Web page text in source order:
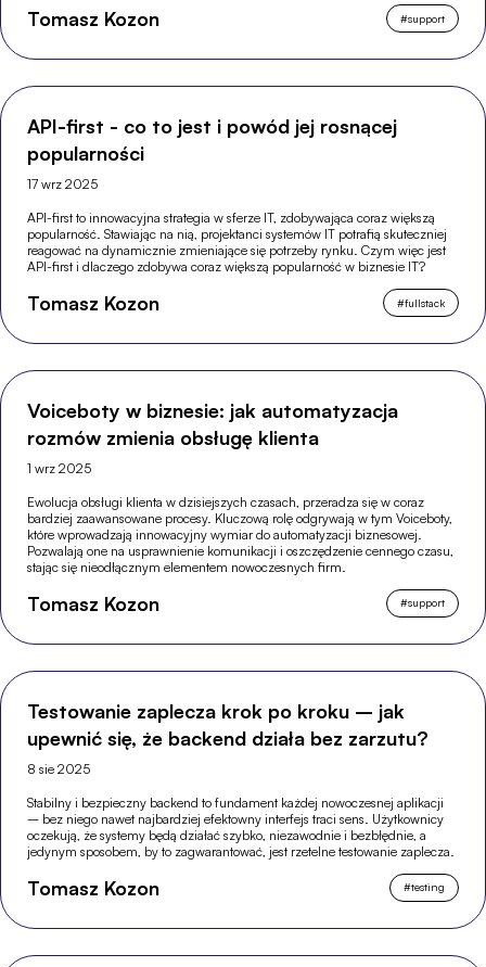
Tomasz Kozon #support
API-first - co to jest i powód jej rosnącej
popularności
17 wrz 2025
API-first to innowacyjna strategia w sferze IT, zdobywająca coraz większą
popularność. Stawiając na nią, projektanci systemów IT potrafią skuteczniej
reagować na dynamicznie zmieniające się potrzeby rynku. Czym więc jest
API-first i dlaczego zdobywa coraz większą popularność w biznesie IT?
Tomasz Kozon #fullstack
Voiceboty w biznesie: jak automatyzacja
rozmów zmienia obsługę klienta
1 wrz 2025
Ewolucja obsługi klienta w dzisiejszych czasach, przeradza się w coraz
bardziej zaawansowane procesy. Kluczową rolę odgrywają w tym Voiceboty,
które wprowadzają innowacyjny wymiar do automatyzacji biznesowej.
Pozwalają one na usprawnienie komunikacji i oszczędzenie cennego czasu,
stając się nieodłącznym elementem nowoczesnych firm.
Tomasz Kozon #support
Testowanie zaplecza krok po kroku – jak
upewnić się, że backend działa bez zarzutu?
8 sie 2025
Stabilny i bezpieczny backend to fundament każdej nowoczesnej aplikacji
– bez niego nawet najbardziej efektowny interfejs traci sens. Użytkownicy
oczekują, że systemy będą działać szybko, niezawodnie i bezbłędnie, a
jedynym sposobem, by to zagwarantować, jest rzetelne testowanie zaplecza.
Tomasz Kozon #testing